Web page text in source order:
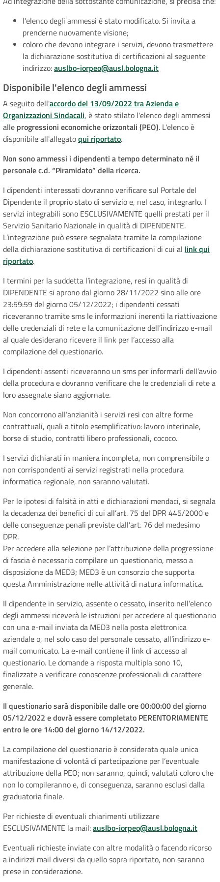
l’elenco degli ammessi è stato modificato. Si invita a
prenderne nuovamente visione;
coloro che devono integrare i servizi, devono trasmettere
la dichiarazione sostitutiva di certificazioni al seguente
indirizzo:auslbo-iorpeo@ausl.bologna.it
Disponibile l'elenco degli ammessi
A seguito dell'accordo del 13/09/2022 tra Azienda e
Organizzazioni Sindacali, è stato stilato l'elenco degli ammessi
alle progressioni economiche orizzontali (PEO). L'elenco è
disponibile all'allegatoqui riportato.
Non sono ammessi i dipendenti a tempo determinato né il
personale c.d. “Piramidato” della ricerca.
I dipendenti interessati dovranno verificare sul Portale del
Dipendente il proprio stato di servizio e, nel caso, integrarlo. I
servizi integrabili sono ESCLUSIVAMENTE quelli prestati per il
Servizio Sanitario Nazionale in qualità di DIPENDENTE.
L’integrazione può essere segnalata tramite la compilazione
della dichiarazione sostitutiva di certificazioni di cui al link qui
riportato.
I termini per la suddetta l’integrazione, resi in qualità di
DIPENDENTE si aprono dal giorno 28/11/2022 sino alle ore
23:59:59 del giorno 05/12/2022; i dipendenti cessati
riceveranno tramite sms le informazioni inerenti la riattivazione
delle credenziali di rete e la comunicazione dell’indirizzo e-mail
al quale desiderano ricevere il link per l’accesso alla
compilazione del questionario.
I dipendenti assenti riceveranno un sms per informarli dell’avvio
della procedura e dovranno verificare che le credenziali di rete a
loro assegnate siano aggiornate.
Non concorrono all’anzianità i servizi resi con altre forme
contrattuali, quali a titolo esemplificativo: lavoro interinale,
borse di studio, contratti libero professionali, cococo.
I servizi dichiarati in maniera incompleta, non comprensibile o
non corrispondenti ai servizi registrati nella procedura
informatica regionale, non saranno valutati.
Per le ipotesi di falsità in atti e dichiarazioni mendaci, si segnala
la decadenza dei benefici di cui all’art. 75 del DPR 445/2000 e
delle conseguenze penali previste dall’art. 76 del medesimo
DPR.
Per accedere alla selezione per l’attribuzione della progressione
di fascia è necessario compilare un questionario, messo a
disposizione da MED3; MED3 è un consorzio che supporta
questa Amministrazione nelle attività di natura informatica.
Il dipendente in servizio, assente o cessato, inserito nell’elenco
degli ammessi riceverà le istruzioni per accedere al questionario
con una e-mail inviata da MED3 nella posta elettronica
aziendale o, nel solo caso del personale cessato, all’indirizzo e-
mail comunicato. La e-mail contiene il link di accesso al
questionario. Le domande a risposta multipla sono 10,
finalizzate a verificare conoscenze professionali di carattere
generale.
Il questionario sarà disponibile dalle ore 00:00:00 del giorno
05/12/2022 e dovrà essere completato PERENTORIAMENTE
entro le ore 14:00 del giorno 14/12/2022.
La compilazione del questionario è considerata quale unica
manifestazione di volontà di partecipazione per l’eventuale
attribuzione della PEO; non saranno, quindi, valutati coloro che
non lo compileranno e, di conseguenza, saranno esclusi dalla
graduatoria finale.
Per richieste di eventuali chiarimenti utilizzare
ESCLUSIVAMENTE la mail:auslbo-iorpeo@ausl.bologna.it
Eventuali richieste inviate con altre modalità o facendo ricorso
a indirizzi mail diversi da quello sopra riportato, non saranno
prese in considerazione.